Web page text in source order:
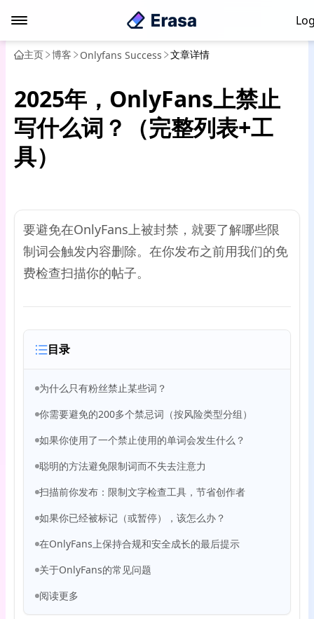
主页 博客 Onlyfans Success 文章详情
2025年，OnlyFans上禁止
写什么词？（完整列表+工
具）
要避免在OnlyFans上被封禁，就要了解哪些限
制词会触发内容删除。在你发布之前用我们的免
费检查扫描你的帖子。
目录
为什么只有粉丝禁止某些词？
你需要避免的200多个禁忌词（按风险类型分组）
如果你使用了一个禁止使用的单词会发生什么？
聪明的方法避免限制词而不失去注意力
扫描前你发布：限制文字检查工具，节省创作者
如果你已经被标记（或暂停），该怎么办？
在OnlyFans上保持合规和安全成长的最后提示
关于OnlyFans的常见问题
阅读更多